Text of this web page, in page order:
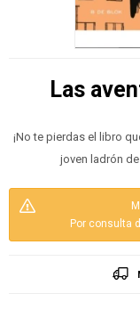
Las
¡No te pierdas el libro
joven ladrón
Por consulta